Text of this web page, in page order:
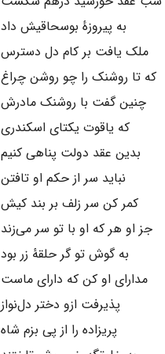
به پیروزهٔ بوسحاقیش داد
ملک یافت بر کام دل دسترس
که تا روشنک را چو روشن چراغ
چنین گفت با روشنک مادرش
که یاقوت یکتای اسکندری
بدین عقد دولت پناهی کنیم
نباید سر از حکم او تافتن
کمر کن سر زلف بر بند کیش
جز او هر که او با تو سر می‌زند
به گوش تو گر حلقهٔ زر بود
مدارای او کن که دارای ماست
پذیرفت ازو دختر دل‌نواز
پریزاده را از پی بزم شاه